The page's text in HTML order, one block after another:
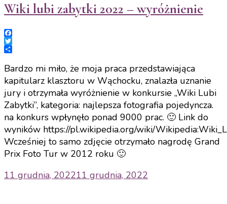
Wiki lubi zabytki 2022 – wyróżnienie
Facebook
Twitter
Share
Bardzo mi miło, że moja praca przedstawiająca
kapitularz klasztoru w Wąchocku, znalazła uznanie
jury i otrzymała wyróżnienie w konkursie „Wiki Lubi
Zabytki”, kategoria: najlepsza fotografia pojedyncza.
na konkurs wpłynęło ponad 9000 prac. 🙂 Link do
wyników https://pl.wikipedia.org/wiki/
Wcześniej to samo zdjęcie otrzymało nagrodę Grand
Prix Foto Tur w 2012 roku 🙂
11 grudnia, 202211 grudnia, 2022